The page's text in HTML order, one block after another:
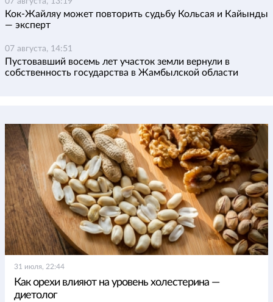
Кок-Жайляу может повторить судьбу Кольсая и Кайынды
— эксперт
07 августа, 14:51
Пустовавший восемь лет участок земли вернули в
собственность государства в Жамбылской области
31 июля, 22:44
Как орехи влияют на уровень холестерина —
диетолог